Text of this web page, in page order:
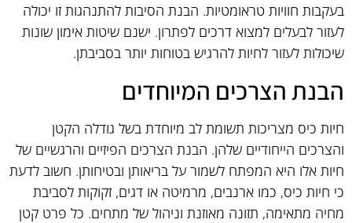
בעקבות חוויות טראומטיות. הבנת הסיבות להתנהגות זו יכולה
לעזור לבעלים למצוא דרכים לפתרון. ישנם שיטות אימון שונות
שיכולות לעזור לחיות להרגיש בטוחות יותר בסביבתן.
הבנת הצרכים המיוחדים
חיות כיס מצריכות תשומת לב מיוחדת בשל גודלה הקטן
והצרכים הייחודיים שלהן. הבנת הצרכים הפיזיים והרגשיים של
חיות אלו היא המפתח לשמור על בריאותן ובטיחותן. חשוב לדעת
כי חיות כיס, כמו ארנבים, מרמיטה או דגים, זקוקות לסביבת
מחיה מתאימה, תזונה מאוזנת וניהול של מתחים. כל פרט קטן